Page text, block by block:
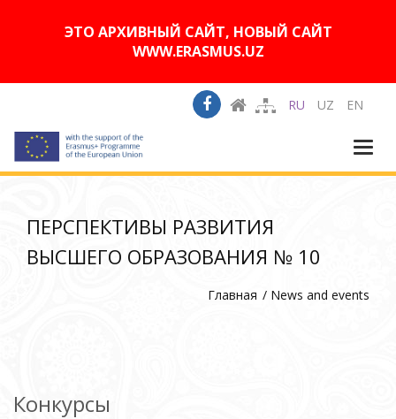
ЭТО АРХИВНЫЙ САЙТ, НОВЫЙ САЙТ
WWW.ERASMUS.UZ
RU UZ EN
ПЕРСПЕКТИВЫ РАЗВИТИЯ
ВЫСШЕГО ОБРАЗОВАНИЯ № 10
Главная News and events
Конкурсы